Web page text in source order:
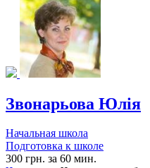
Звонарьова Юлія
Начальная школа
Подготовка к школе
300 грн. за 60 мин.